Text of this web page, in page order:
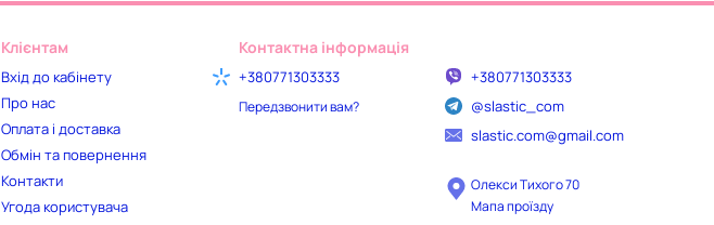
Клієнтам
Вхід до кабінету
Про нас
Оплата і доставка
Обмін та повернення
Контакти
Угода користувача
Контактна інформація
+380771303333
Передзвонити вам?
+380771303333
@slastic_com
slastic.com@gmail.com
Олекси Тихого 70
Мапа проїзду